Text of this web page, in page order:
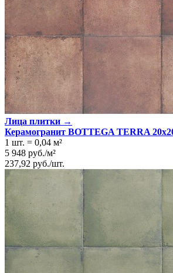
Лица плитки →
Керамогранит BOTTEGA TERRA
1 шт. = 0,04 м²
5 948 руб./м²
237,92 руб./шт.